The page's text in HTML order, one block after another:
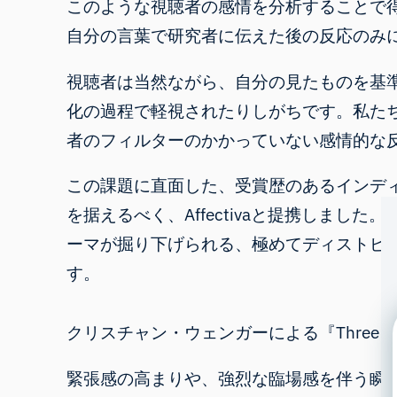
このような視聴者の感情を分析すること
自分の言葉で研究者に伝えた後の反応の
視聴者は当然ながら、自分の見たものを
化の過程で軽視されたりしがちです。私
者のフィルターのかかっていない感情的
この課題に直面した、受賞歴のあるインデ
を据えるべく、Affectivaと提携しました。
ーマが掘り下げられる、極めてディスト
す。
クリスチャン・ウェンガーによる 『Three
緊張感の高まりや、強烈な臨場感を伴う